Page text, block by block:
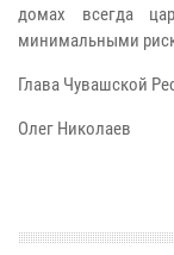
домах всегда
минимальными
Глава Чувашской
Олег Николаев